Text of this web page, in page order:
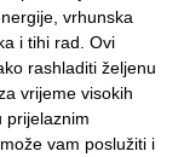
vrhunska
i tihi rad. Ovi
rashladiti željenu
vrijeme visokih
prijelaznim
vam poslužiti i